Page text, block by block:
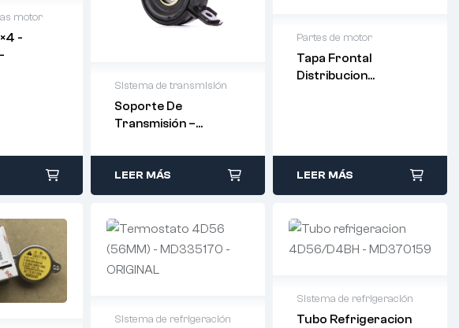
motor
-
Sistema de transmisión
Soporte De
Transmisión –
LEER MÁS
Partes de motor
Tapa Frontal
Distribucion
LEER MÁS
Sistema de refrigeración
Sistema de refrigeración
Tubo Refrigeracion